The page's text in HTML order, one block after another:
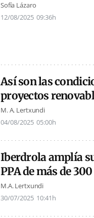
Sofía Lázaro
12/08/2025 09:36h
Así son las
proyectos
M. A. Lertxundi
04/08/2025 05:00h
Iberdrola amplía
PPA de más de
M.A. Lertxundi
30/07/2025 10:41h